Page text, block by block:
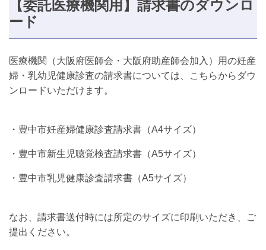
【委託医療機関用】請求書のダウンロ
ード
医療機関（大阪府医師会・大阪府助産師会加入）用の妊産
婦・乳幼児健康診査の請求書については、こちらからダウ
ンロードいただけます。
・豊中市妊産婦健康診査請求書（A4サイズ）
・豊中市新生児聴覚検査請求書（A5サイズ）
・豊中市乳児健康診査請求書（A5サイズ）
なお、請求書送付時には所定のサイズに印刷いただき、ご
提出ください。